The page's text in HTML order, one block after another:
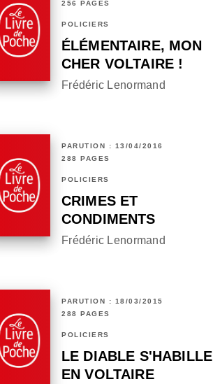
256 PAGES
POLICIERS
ÉLÉMENTAIRE, MON
CHER VOLTAIRE !
Frédéric Lenormand
PARUTION : 13/04/2016
288 PAGES
POLICIERS
CRIMES ET
CONDIMENTS
Frédéric Lenormand
PARUTION : 18/03/2015
288 PAGES
POLICIERS
LE DIABLE S'HABILLE
EN VOLTAIRE